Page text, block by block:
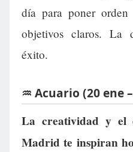
día para poner
objetivos claros. La
éxito.
♒ Acuario (20 ene
La creatividad y el
Madrid te inspiran